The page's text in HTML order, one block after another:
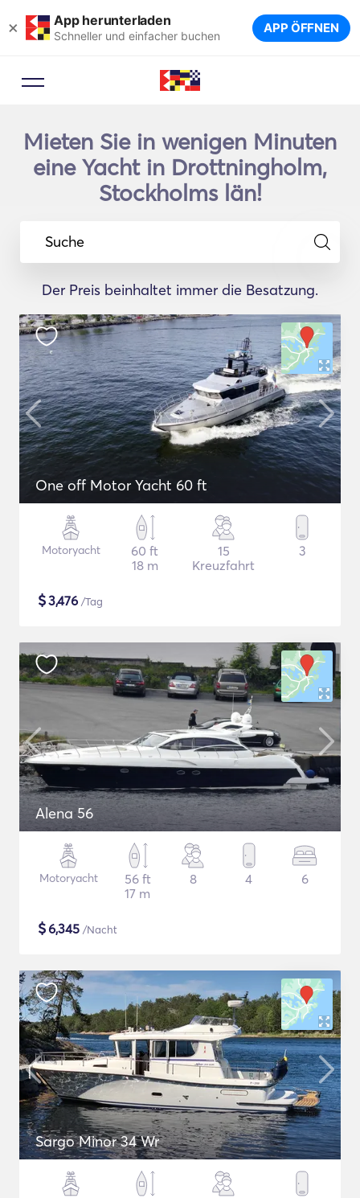
× App herunterladen
Schneller und einfacher buchen APP ÖFFNEN
Mieten Sie in wenigen Minuten
eine Yacht in Drottningholm,
Stockholms län!
Suche
Der Preis beinhaltet immer die Besatzung.
One off Motor Yacht 60 ft
Motoryacht
60 ft
18 m
15
Kreuzfahrt
3
$3,476 /Tag
Alena 56
Motoryacht
56 ft
17 m
8 4 6
$6,345 /Nacht
Sargo Minor 34 Wr